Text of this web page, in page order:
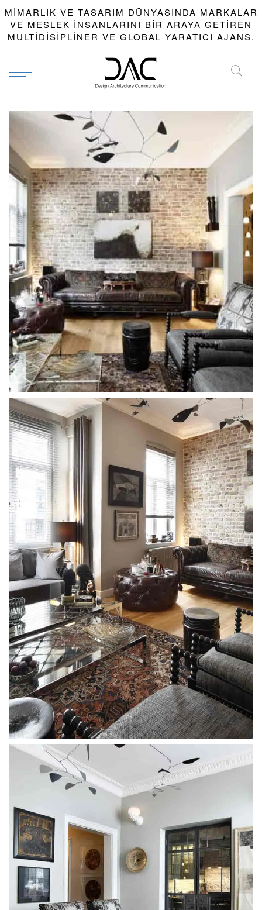
MIMARLIK VE TASARIM DÜNYASINDA MARKALAR
VE MESLEK INSANLARINI BIR ARAYA GETIREN
MULTIDISIPLINER VE GLOBAL YARATICI AJANS.